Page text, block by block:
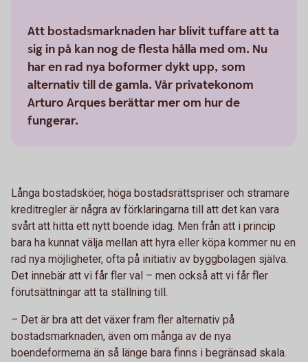
Att bostadsmarknaden har blivit tuffare att ta
sig in på kan nog de flesta hålla med om. Nu
har en rad nya boformer dykt upp, som
alternativ till de gamla. Vår privatekonom
Arturo Arques berättar mer om hur de
fungerar.
Långa bostadsköer, höga bostadsrättspriser och stramare
kreditregler är några av förklaringarna till att det kan vara
svårt att hitta ett nytt boende idag. Men från att i princip
bara ha kunnat välja mellan att hyra eller köpa kommer nu en
rad nya möjligheter, ofta på initiativ av byggbolagen själva.
Det innebär att vi får fler val – men också att vi får fler
förutsättningar att ta ställning till.
– Det är bra att det växer fram fler alternativ på
bostadsmarknaden, även om många av de nya
boendeformerna än så länge bara finns i begränsad skala.